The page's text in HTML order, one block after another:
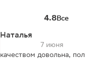
4.8Все
Наталья
7 июня
качеством довольна,